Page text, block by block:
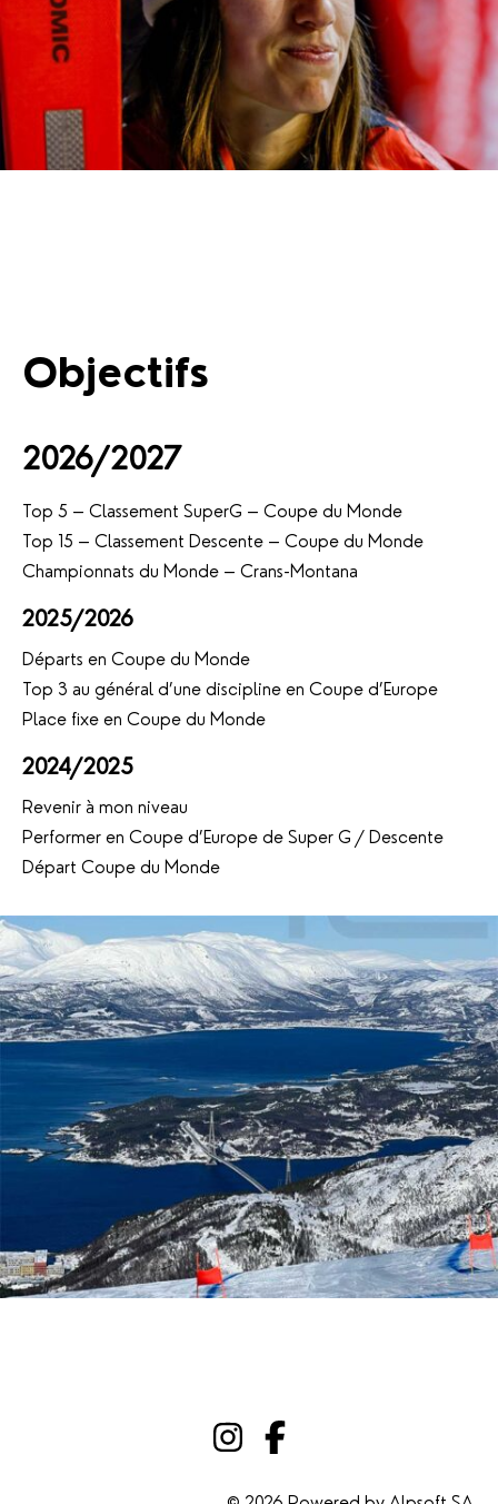
Objectifs
2026/2027
Top 5 – Classement SuperG – Coupe du Monde
Top 15 – Classement Descente – Coupe du Monde
Championnats du Monde – Crans-Montana
2025/2026
Départs en Coupe du Monde
Top 3 au général d’une discipline en Coupe d’Europe
Place fixe en Coupe du Monde
2024/2025
Revenir à mon niveau
Performer en Coupe d’Europe de Super G / Descente
Départ Coupe du Monde